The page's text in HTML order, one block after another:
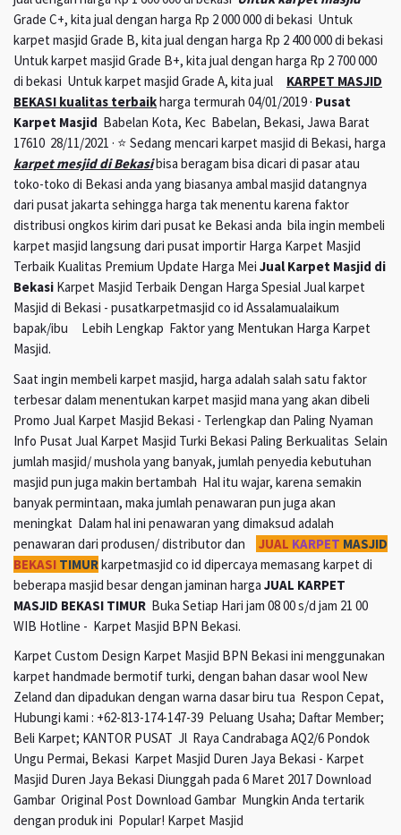
Grade C+, kita jual dengan harga Rp 2 000 000 di bekasi Untuk
karpet masjid Grade B, kita jual dengan harga Rp 2 400 000 di bekasi
Untuk karpet masjid Grade B+, kita jual dengan harga Rp 2 700 000
di bekasi Untuk karpet masjid Grade A, kita jual KARPET MASJID
BEKASI kualitas terbaikharga termurah 04/01/2019 · Pusat
Karpet Masjid Babelan Kota, Kec Babelan, Bekasi, Jawa Barat
17610 28/11/2021 · ⭐ Sedang mencari karpet masjid di Bekasi, harga
karpet mesjid di Bekasibisa beragam bisa dicari di pasar atau
toko-toko di Bekasi anda yang biasanya ambal masjid datangnya
dari pusat jakarta sehingga harga tak menentu karena faktor
distribusi ongkos kirim dari pusat ke Bekasi anda bila ingin membeli
karpet masjid langsung dari pusat importir Harga Karpet Masjid
Terbaik Kualitas Premium Update Harga Mei Jual Karpet Masjid di
Bekasi Karpet Masjid Terbaik Dengan Harga Spesial Jual karpet
Masjid di Bekasi - pusatkarpetmasjid co id Assalamualaikum
bapak/ibu Lebih Lengkap Faktor yang Mentukan Harga Karpet
Masjid.
Saat ingin membeli karpet masjid, harga adalah salah satu faktor
terbesar dalam menentukan karpet masjid mana yang akan dibeli
Promo Jual Karpet Masjid Bekasi - Terlengkap dan Paling Nyaman
Info Pusat Jual Karpet Masjid Turki Bekasi Paling Berkualitas Selain
jumlah masjid/ mushola yang banyak, jumlah penyedia kebutuhan
masjid pun juga makin bertambah Hal itu wajar, karena semakin
banyak permintaan, maka jumlah penawaran pun juga akan
meningkat Dalam hal ini penawaran yang dimaksud adalah
penawaran dari produsen/ distributor dan
JUAL KARPET MASJID
BEKASI TIMURkarpetmasjid co id dipercaya memasang karpet di
beberapa masjid besar dengan jaminan harga JUAL KARPET
MASJID BEKASI TIMUR Buka Setiap Hari jam 08 00 s/d jam 21 00
WIB Hotline - Karpet Masjid BPN Bekasi.
Karpet Custom Design Karpet Masjid BPN Bekasi ini menggunakan
karpet handmade bermotif turki, dengan bahan dasar wool New
Zeland dan dipadukan dengan warna dasar biru tua Respon Cepat,
Hubungi kami : +62-813-174-147-39 Peluang Usaha; Daftar Member;
Beli Karpet; KANTOR PUSAT Jl Raya Candrabaga AQ2/6 Pondok
Ungu Permai, Bekasi Karpet Masjid Duren Jaya Bekasi - Karpet
Masjid Duren Jaya Bekasi Diunggah pada 6 Maret 2017 Download
Gambar Original Post Download Gambar Mungkin Anda tertarik
dengan produk ini Popular! Karpet Masjid